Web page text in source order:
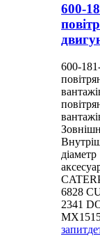
600-
600-
6828
2341
запит